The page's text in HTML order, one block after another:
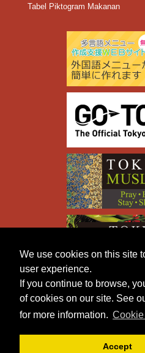
We use cookies on this site
user experience.
If you continue to browse,
of cookies on our site. See
for more information.
Accept
Tabel Piktogram Makanan